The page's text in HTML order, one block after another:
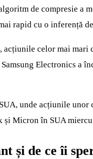
de compresie a
rapid cu o inferență
acțiunile celor mai
Electronics a
unde acțiunile unor
și Micron în SUA
și de ce îi